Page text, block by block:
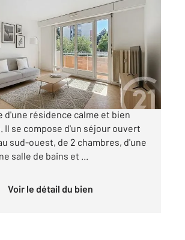
F3 à vendre
€
baigné de lumière de 68m², situé
d'une résidence calme et bien
Il se compose d'un séjour ouvert
sud-ouest, de 2 chambres, d'une
salle de bains et ...
Voir le détail du bien